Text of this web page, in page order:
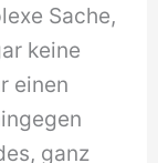
Sache,
keine
einen
ganz